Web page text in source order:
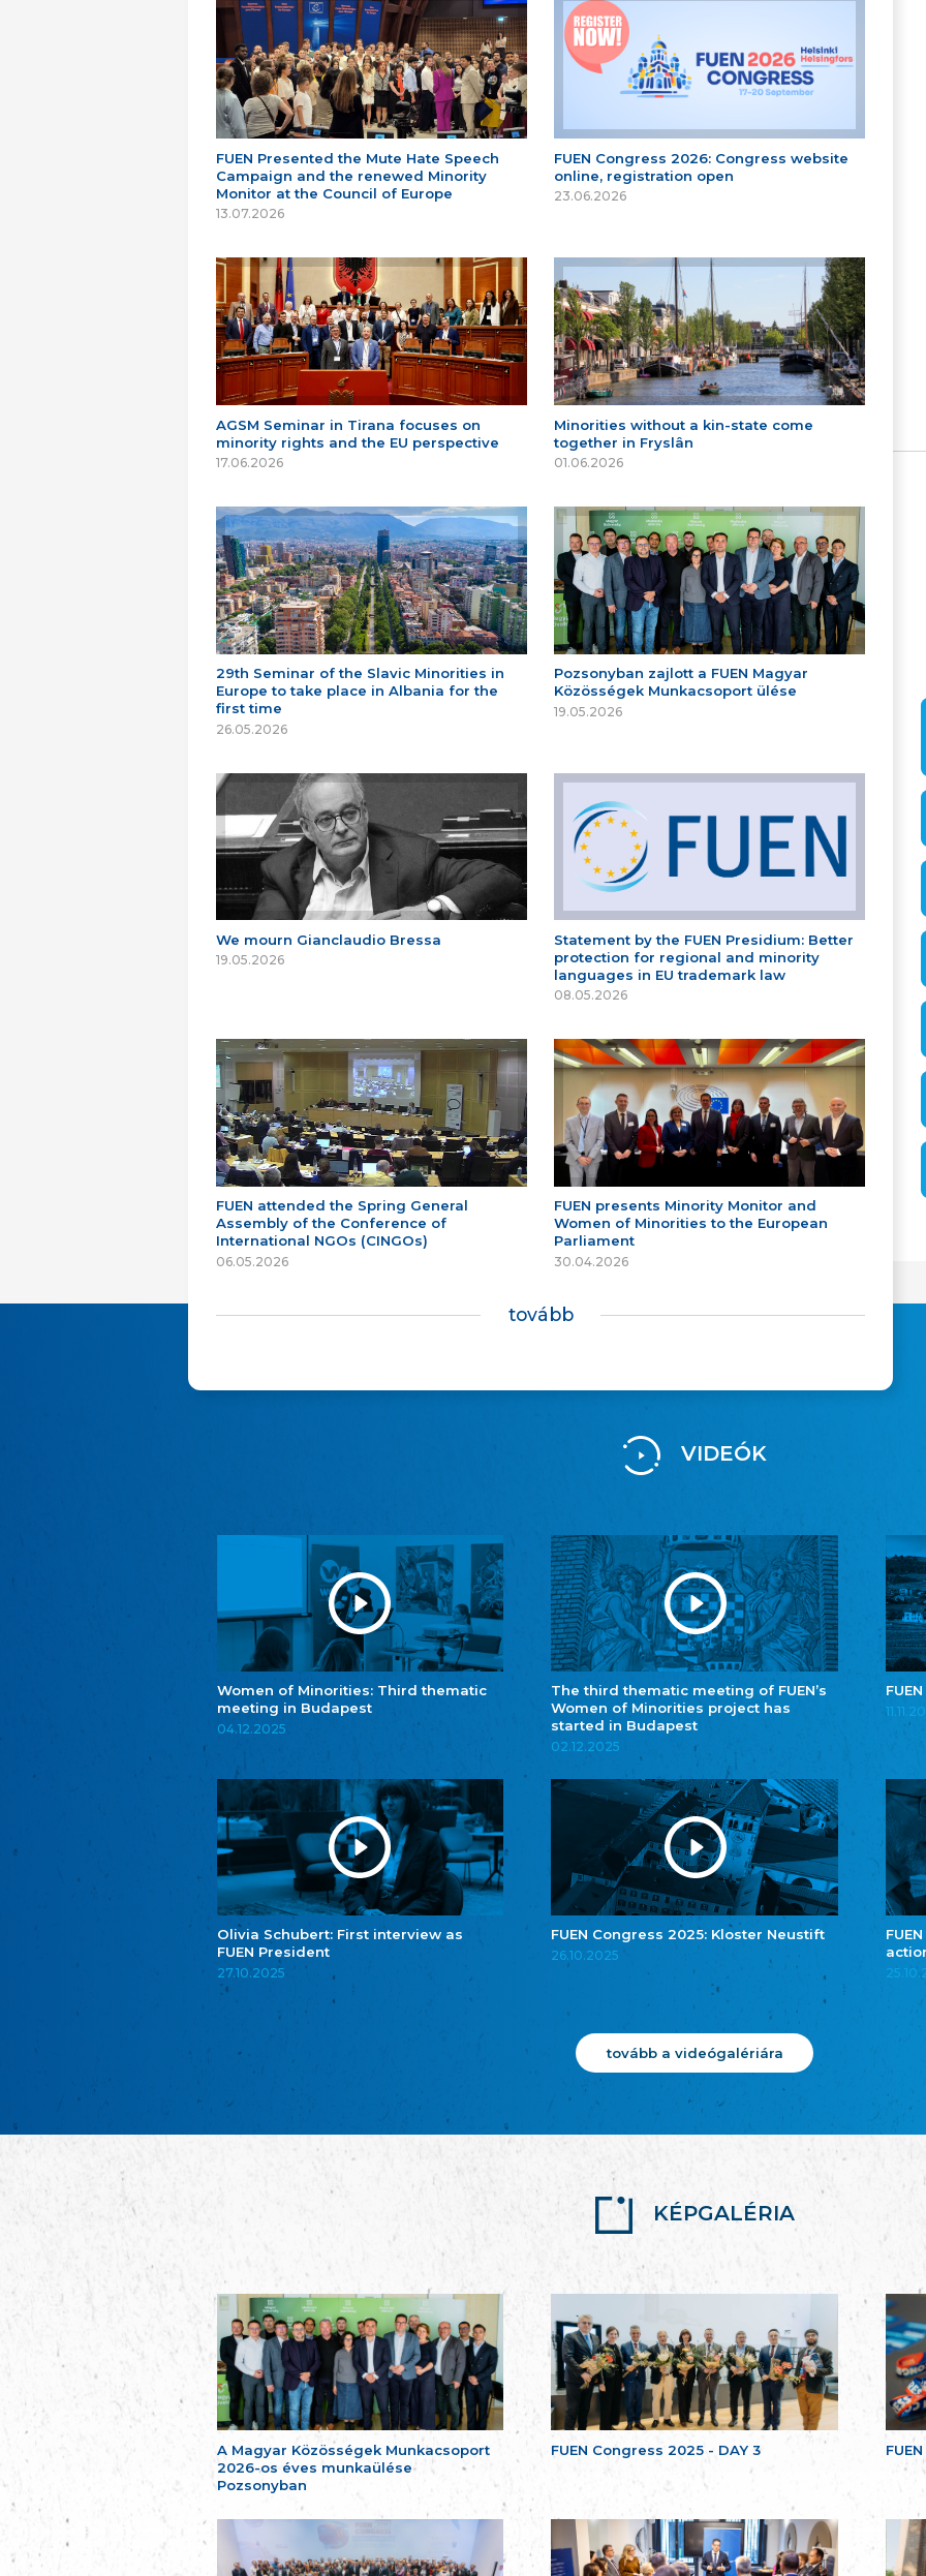
FUEN Presented the Mute Hate Speech
Campaign and the renewed Minority
Monitor at the Council of Europe
13.07.2026
FUEN Congress 2026: Congress website
online, registration open
23.06.2026
AGSM Seminar in Tirana focuses on
minority rights and the EU perspective
17.06.2026
Minorities without a kin-state come
together in Fryslân
01.06.2026
29th Seminar of the Slavic Minorities in
Europe to take place in Albania for the
first time
26.05.2026
Pozsonyban zajlott a FUEN Magyar
Közösségek Munkacsoport ülése
19.05.2026
We mourn Gianclaudio Bressa
19.05.2026
Statement by the FUEN Presidium: Better
protection for regional and minority
languages in EU trademark law
08.05.2026
FUEN attended the Spring General
Assembly of the Conference of
International NGOs (CINGOs)
06.05.2026
FUEN presents Minority Monitor and
Women of Minorities to the European
Parliament
30.04.2026
tovább
VIDEÓK
Women of Minorities: Third thematic
meeting in Budapest
04.12.2025
The third thematic meeting of FUEN’s
Women of Minorities project has
started in Budapest
02.12.2025
Olivia Schubert: First interview as
FUEN President
27.10.2025
FUEN Congress 2025: Kloster Neustift
26.10.2025
tovább a videógalériára
KÉPGALÉRIA
A Magyar Közösségek Munkacsoport
2026-os éves munkaülése
Pozsonyban
FUEN Congress 2025 - DAY 3